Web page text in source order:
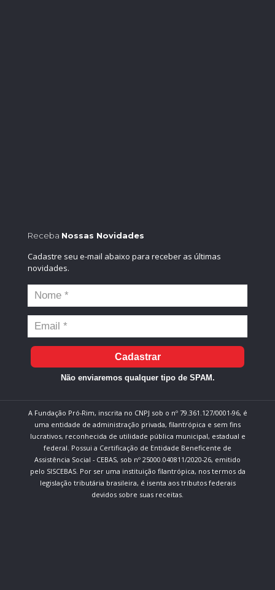
Receba Nossas Novidades
Cadastre seu e-mail abaixo para receber as últimas
novidades.
Cadastrar
Não enviaremos qualquer tipo de SPAM.
A Fundação Pró-Rim, inscrita no CNPJ sob o nº 79.361.127/0001-96, é
uma entidade de administração privada, filantrópica e sem fins
lucrativos, reconhecida de utilidade pública municipal, estadual e
federal. Possui a Certificação de Entidade Beneficente de
Assistência Social - CEBAS, sob nº 25000.040811/2020-26, emitido
pelo SISCEBAS. Por ser uma instituição filantrópica, nos termos da
legislação tributária brasileira, é isenta aos tributos federais
devidos sobre suas receitas.